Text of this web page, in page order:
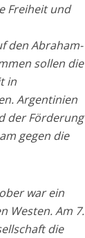
Freiheit und
den Abraham-
sollen die
in
Argentinien
der Förderung
gegen die
war ein
Westen. Am 7.
die